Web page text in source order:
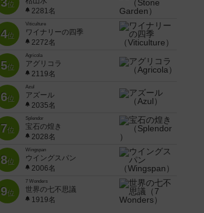
位
2281名
4位
Viticulture
ワイナリーの四季
2272名
5位
Agricola
アグリコラ
2119名
6位
Azul
アズール
2035名
7位
Splendor
宝石の煌き
2028名
8位
Wingspan
ウイングスパン
2006名
9位
7 Wonders
世界の七不思議
1919名